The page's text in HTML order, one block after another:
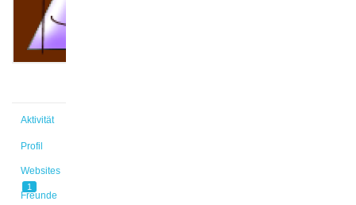
Aktivität
Profil
Websites
1
Freunde